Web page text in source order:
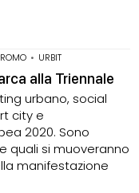
• URBIT
alla Triennale
urbano, social
city e
2020. Sono
quali si muoveranno
manifestazione